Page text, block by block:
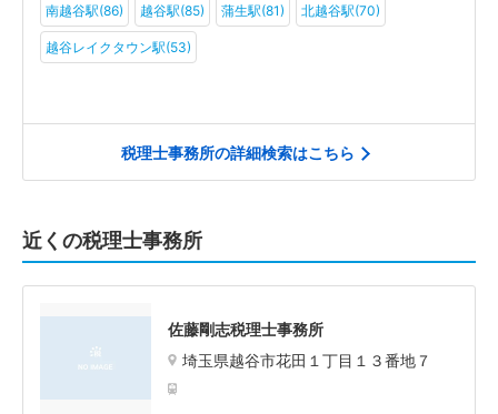
南越谷駅(86) 越谷駅(85) 蒲生駅(81) 北越谷駅(70)
越谷レイクタウン駅(53)
税理士事務所の詳細検索はこちら
近くの税理士事務所
佐藤剛志税理士事務所
埼玉県越谷市花田１丁目１３番地７